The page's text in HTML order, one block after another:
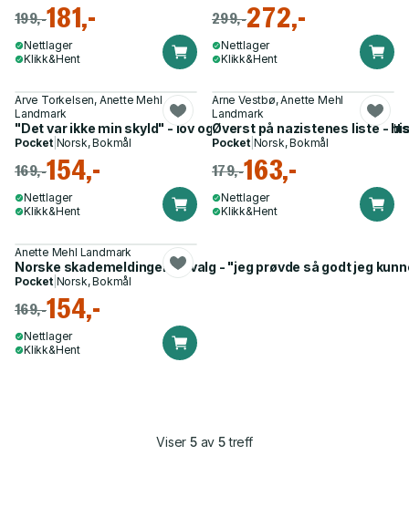
199,-181,-
Nettlager
Klikk&Hent
299,-272,-
Nettlager
Klikk&Hent
Arve Torkelsen, Anette Mehl
Landmark
"Det var ikke min skyld" - lov og urettferdighet fra norske
Pocket| Norsk, Bokmål
169,-154,-
Nettlager
Klikk&Hent
Arne Vestbø, Anette Mehl
Landmark
Øverst på nazistenes liste -
Pocket| Norsk, Bokmål
179,-163,-
Nettlager
Klikk&Hent
Anette Mehl Landmark
Norske skademeldinger i utvalg - "jeg prøvde så godt jeg
Pocket| Norsk, Bokmål
169,-154,-
Nettlager
Klikk&Hent
Viser5av 5treff